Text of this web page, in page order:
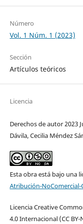
Número
Vol. 1 Núm. 1 (2023)
Sección
Artículos teóricos
Licencia
Derechos de autor 2023
Dávila, Cecilia Méndez
Esta obra está bajo una
Atribución-
Licencia Creative
4.0 Internacional (CC BY-